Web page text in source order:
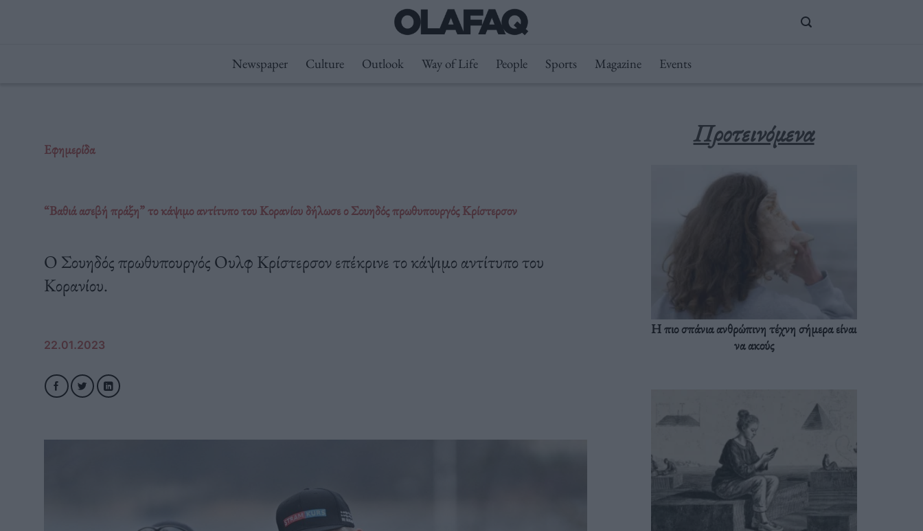
Newspaper Culture Outlook Way of Life People Sports Magazine Events
Εφημερίδα
“Bαθιά ασεβή πράξη” το κάψιμο αντίτυπο του Κορανίου δήλωσε ο Σουηδός πρωθυπουργός Κρίστερσον
Ο Σουηδός πρωθυπουργός Ουλφ Κρίστερσον επέκρινε το κάψιμο αντίτυπο του
Κορανίου.
22.01.2023
Προτεινόμενα
Η πιο σπάνια ανθρώπινη τέχνη σήμερα είναι
να ακούς